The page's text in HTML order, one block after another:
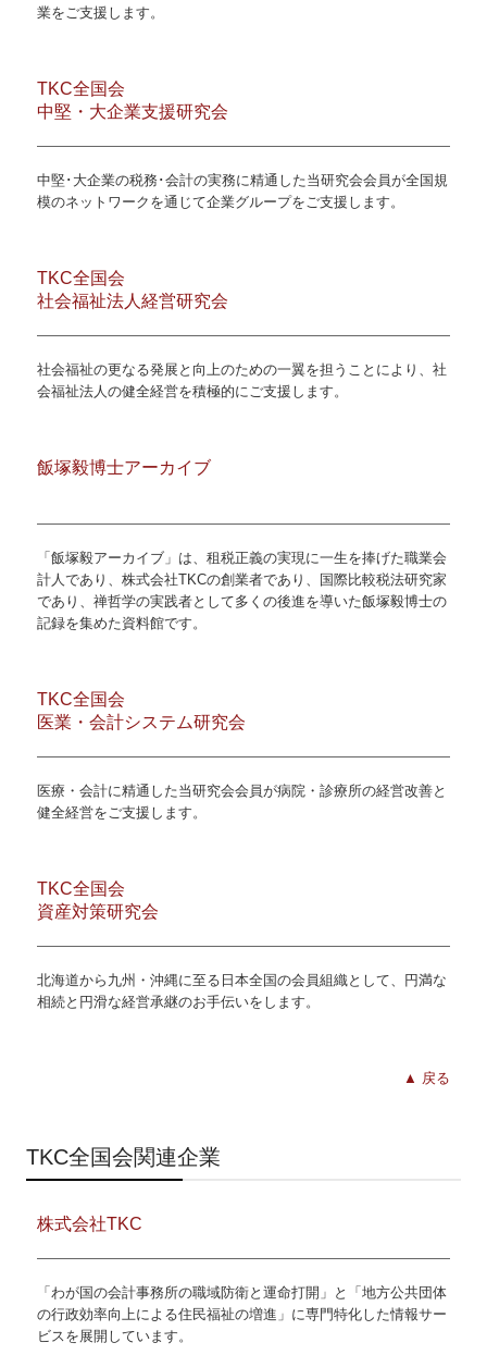
個人情報保護方針
業をご支援します。
TKC全国会
中堅・大企業支援研究会
中堅･大企業の税務･会計の実務に精通した当研究会会員が全国規
模のネットワークを通じて企業グループをご支援します。
TKC全国会
社会福祉法人経営研究会
社会福祉の更なる発展と向上のための一翼を担うことにより、社
会福祉法人の健全経営を積極的にご支援します。
飯塚毅博士アーカイブ
「飯塚毅アーカイブ」は、租税正義の実現に一生を捧げた職業会
計人であり、株式会社TKCの創業者であり、国際比較税法研究家
であり、禅哲学の実践者として多くの後進を導いた飯塚毅博士の
記録を集めた資料館です。
TKC全国会
医業・会計システム研究会
医療・会計に精通した当研究会会員が病院・診療所の経営改善と
健全経営をご支援します。
TKC全国会
資産対策研究会
北海道から九州・沖縄に至る日本全国の会員組織として、円満な
相続と円滑な経営承継のお手伝いをします。
▲ 戻る
TKC全国会関連企業
株式会社TKC
「わが国の会計事務所の職域防衛と運命打開」と「地方公共団体
の行政効率向上による住民福祉の増進」に専門特化した情報サー
ビスを展開しています。